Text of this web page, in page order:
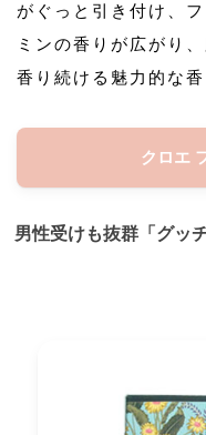
がぐっと引き付け、
ミンの香りが広がり
香り続ける魅力的な香
クロエ
男性受けも抜群「グッ